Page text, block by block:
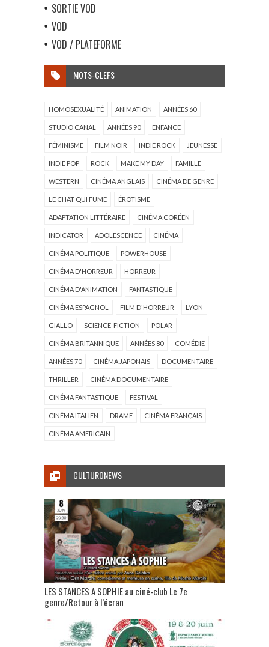
SORTIE VOD
VOD
VOD / PLATEFORME
MOTS-CLEFS
HOMOSEXUALITÉ ANIMATION ANNÉES 60
STUDIO CANAL ANNÉES 90 ENFANCE
FÉMINISME FILM NOIR INDIE ROCK JEUNESSE
INDIE POP ROCK MAKE MY DAY FAMILLE
WESTERN CINÉMA ANGLAIS CINÉMA DE GENRE
LE CHAT QUI FUME ÉROTISME
ADAPTATION LITTÉRAIRE CINÉMA CORÉEN
INDICATOR ADOLESCENCE CINÉMA
CINÉMA POLITIQUE POWERHOUSE
CINÉMA D'HORREUR HORREUR
CINÉMA D'ANIMATION FANTASTIQUE
CINÉMA ESPAGNOL FILM D'HORREUR LYON
GIALLO SCIENCE-FICTION POLAR
CINÉMA BRITANNIQUE ANNÉES 80 COMÉDIE
ANNÉES 70 CINÉMA JAPONAIS DOCUMENTAIRE
THRILLER CINÉMA DOCUMENTAIRE
CINÉMA FANTASTIQUE FESTIVAL
CINÉMA ITALIEN DRAME CINÉMA FRANÇAIS
CINÉMA AMERICAIN
CULTURONEWS
LES STANCES A SOPHIE au ciné-club Le 7e
genre/Retour à l’écran